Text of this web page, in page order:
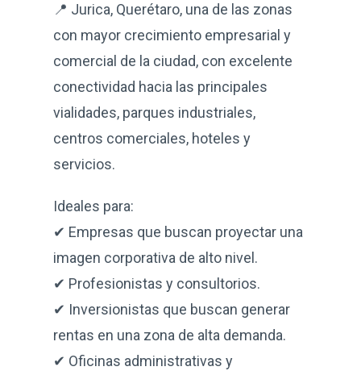
📍 Jurica, Querétaro, una de las zonas
con mayor crecimiento empresarial y
comercial de la ciudad, con excelente
conectividad hacia las principales
vialidades, parques industriales,
centros comerciales, hoteles y
servicios.
Ideales para:
✔ Empresas que buscan proyectar una
imagen corporativa de alto nivel.
✔ Profesionistas y consultorios.
✔ Inversionistas que buscan generar
rentas en una zona de alta demanda.
✔ Oficinas administrativas y